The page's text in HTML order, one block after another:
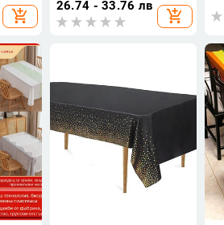
add_shopping_cart
хотела и ресторанта,
водоустойчиво и
26.74 - 33.76 лв
add_shopping_cart